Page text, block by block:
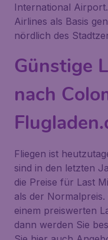
International
Airlines als Basis
nördlich des
Günstige
nach
Fliegen ist
sind in den letzten
die Preise für Last
als der
einem preiswerten
dann werden Sie